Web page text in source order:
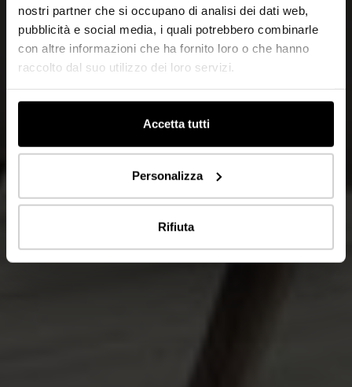
nostri partner che si occupano di analisi dei dati web,
pubblicità e social media, i quali potrebbero combinarle
con altre informazioni che ha fornito loro o che hanno
raccolto dal suo utilizzo dei loro servizi.
Accetta tutti
Personalizza
Rifiuta